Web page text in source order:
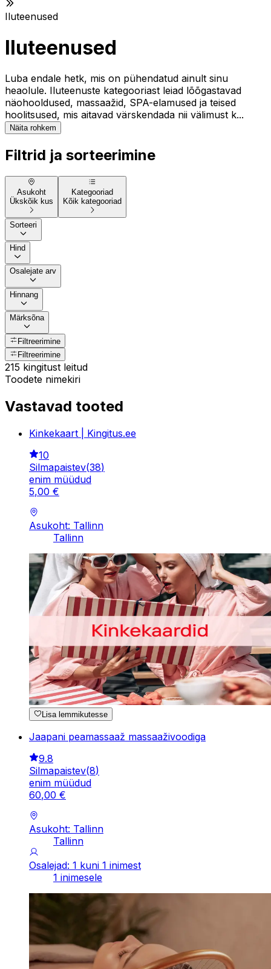
Iluteenused
Iluteenused
Luba endale hetk, mis on pühendatud ainult sinu
heaolule. Iluteenuste kategooriast leiad lõõgastavad
näohooldused, massaažid, SPA-elamused ja teised
hoolitsused, mis aitavad värskendada nii välimust k...
Näita rohkem
Filtrid ja sorteerimine
Asukoht
Ükskõik kus
Kategooriad
Kõik kategooriad
Sorteeri
Hind
Osalejate arv
Hinnang
Märksõna
Filtreerimine
Filtreerimine
215 kingitust leitud
Toodete nimekiri
Vastavad tooted
Kinkekaart | Kingitus.ee
10
Silmapaistev(38)
enim müüdud
5,00 €
Asukoht: Tallinn
Tallinn
Lisa lemmikutesse
Jaapani peamassaaž massaaživoodiga
9.8
Silmapaistev(8)
enim müüdud
60,00 €
Asukoht: Tallinn
Tallinn
Osalejad: 1 kuni 1 inimest
1 inimesele